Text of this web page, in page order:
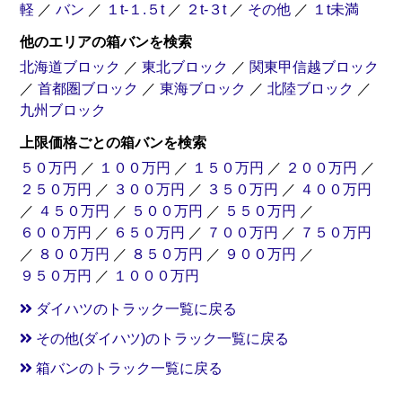
軽 ／ バン ／ １t-１.５t ／ ２t-３t ／ その他 ／ １t未満
他のエリアの箱バンを検索
北海道ブロック ／ 東北ブロック ／ 関東甲信越ブロック
／ 首都圏ブロック ／ 東海ブロック ／ 北陸ブロック ／
九州ブロック
上限価格ごとの箱バンを検索
５０万円 ／ １００万円 ／ １５０万円 ／ ２００万円 ／
２５０万円 ／ ３００万円 ／ ３５０万円 ／ ４００万円
／ ４５０万円 ／ ５００万円 ／ ５５０万円 ／
６００万円 ／ ６５０万円 ／ ７００万円 ／ ７５０万円
／ ８００万円 ／ ８５０万円 ／ ９００万円 ／
９５０万円 ／ １０００万円
ダイハツのトラック一覧に戻る
その他(ダイハツ)のトラック一覧に戻る
箱バンのトラック一覧に戻る